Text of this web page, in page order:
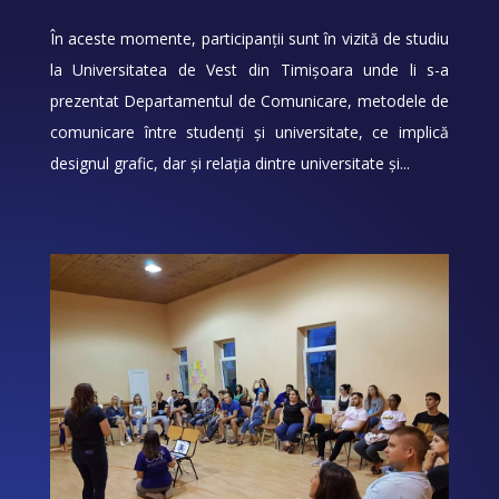
În aceste momente, participanții sunt în vizită de studiu
la Universitatea de Vest din Timișoara unde li s-a
prezentat Departamentul de Comunicare, metodele de
comunicare între studenți și universitate, ce implică
designul grafic, dar și relația dintre universitate și...